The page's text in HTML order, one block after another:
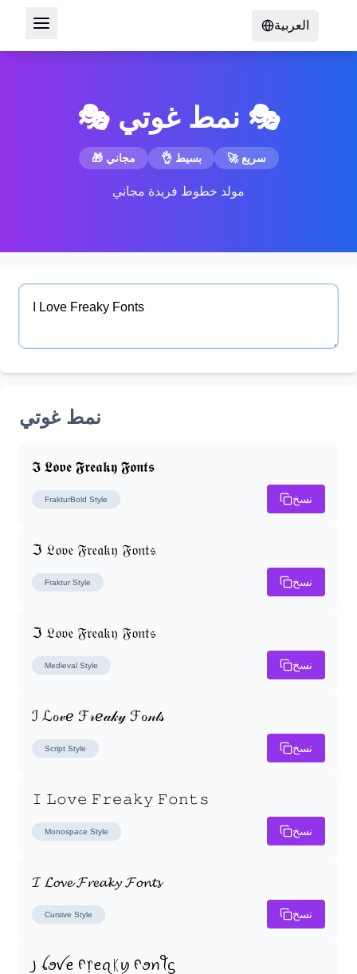
العربية
🎭 نمط غوتي 🎭
🎁 مجاني 👌 بسيط 🚀 سريع
مولد خطوط فريدة مجاني
نمط غوتي
𝕴 𝕷𝖔𝖛𝖊 𝕱𝖗𝖊𝖆𝖐𝖞 𝕱𝖔𝖓𝖙𝖘
FrakturBold Style نسخ
ℑ 𝔏𝔬𝔳𝔢 𝔉𝔯𝔢𝔞𝔨𝔶 𝔉𝔬𝔫𝔱𝔰
Fraktur Style نسخ
ℑ 𝔏𝔬𝔳𝔢 𝔉𝔯𝔢𝔞𝔨𝔶 𝔉𝔬𝔫𝔱𝔰
Medieval Style نسخ
ℐ ℒℴ𝓋ℯ ℱ𝓇ℯ𝒶𝓀𝓎 ℱℴ𝓃𝓉𝓈
Script Style نسخ
𝙸 𝙻𝚘𝚟𝚎 𝙵𝚛𝚎𝚊𝚔𝚢 𝙵𝚘𝚗𝚝𝚜
Monospace Style نسخ
𝓘 𝓛𝓸𝓿𝓮 𝓕𝓻𝓮𝓪𝓴𝔂 𝓕𝓸𝓷𝓽𝓼
Cursive Style نسخ
꠸ ꪶꪮꪜꫀ ᠻ᥅ꫀꪖᛕꪗ ᠻꪮꪀꪻᦓ